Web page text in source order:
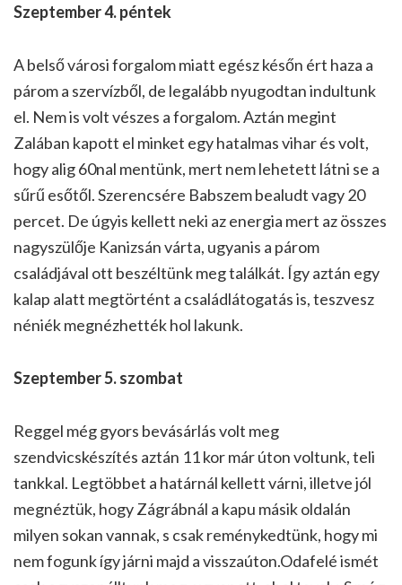
Szeptember 4. péntek
A belső városi forgalom miatt egész későn ért haza a
párom a szervízből, de legalább nyugodtan indultunk
el. Nem is volt vészes a forgalom. Aztán megint
Zalában kapott el minket egy hatalmas vihar és volt,
hogy alig 60nal mentünk, mert nem lehetett látni se a
sűrű esőtől. Szerencsére Babszem bealudt vagy 20
percet. De úgyis kellett neki az energia mert az összes
nagyszülője Kanizsán várta, ugyanis a párom
családjával ott beszéltünk meg találkát. Így aztán egy
kalap alatt megtörtént a családlátogatás is, teszvesz
néniék megnézhették hol lakunk.
Szeptember 5. szombat
Reggel még gyors bevásárlás volt meg
szendvicskészítés aztán 11 kor már úton voltunk, teli
tankkal. Legtöbbet a határnál kellett várni, illetve jól
megnéztük, hogy Zágrábnál a kapu másik oldalán
milyen sokan vannak, s csak reménykedtünk, hogy mi
nem fogunk így járni majd a visszaúton.Odafelé ismét